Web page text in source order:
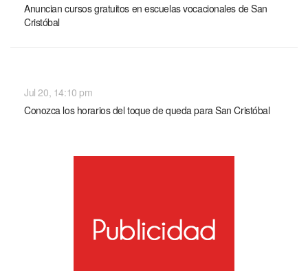
Anuncian cursos gratuitos en escuelas vocacionales de San
Cristóbal
Jul 20, 14:10 pm
Conozca los horarios del toque de queda para San Cristóbal